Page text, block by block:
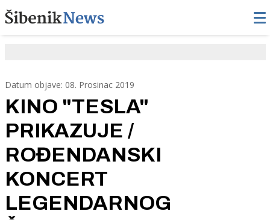
Datum objave: 08. Prosinac 2019
KINO "TESLA"
PRIKAZUJE /
ROĐENDANSKI
KONCERT
LEGENDARNOG